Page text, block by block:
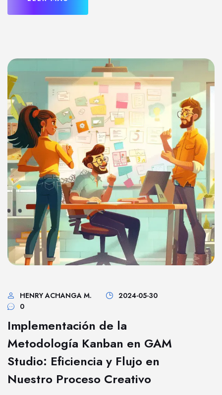
HENRY ACHANGA M.
2024-05-30
0
Implementación de la
Metodología Kanban en GAM
Studio: Eficiencia y Flujo en
Nuestro Proceso Creativo